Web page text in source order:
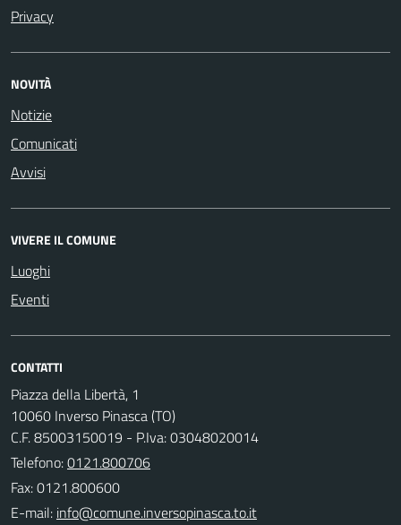
Privacy
NOVITÀ
Notizie
Comunicati
Avvisi
VIVERE IL COMUNE
Luoghi
Eventi
CONTATTI
Piazza della Libertà, 1
10060 Inverso Pinasca (TO)
C.F. 85003150019 - P.Iva: 03048020014
Telefono:0121.800706
Fax: 0121.800600
E-mail: